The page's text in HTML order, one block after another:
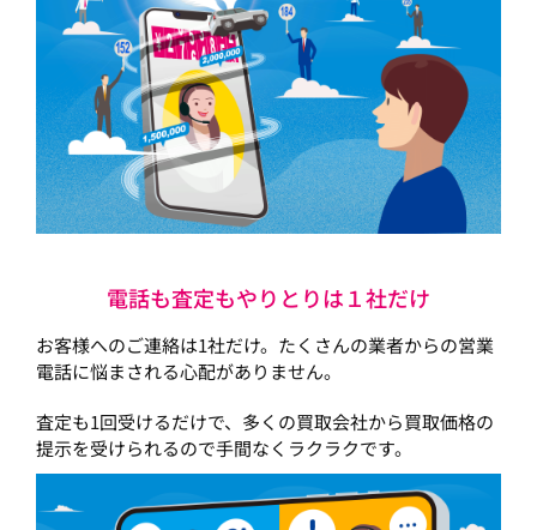
電話も査定もやりとりは１社だけ
お客様へのご連絡は1社だけ。たくさんの業者からの営業
電話に悩まされる心配がありません。
査定も1回受けるだけで、多くの買取会社から買取価格の
提示を受けられるので手間なくラクラクです。